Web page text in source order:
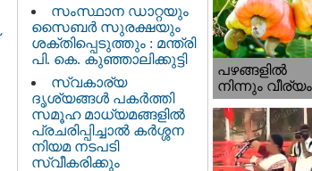
സംസ്ഥാന ഡാറ്റയും
സൈബർ സുരക്ഷയും
ശക്തിപ്പെടുത്തും : മന്ത്രി
പി. കെ. കുഞ്ഞാലിക്കുട്ടി
സ്വകാര്യ
ദൃശ്യങ്ങള്‍ പകര്‍ത്തി
സമൂഹ മാധ്യമങ്ങളില്‍
പ്രചരിപ്പിച്ചാൽ കർശ്ശന
നിയമ നടപടി
സ്വീകരിക്കും
പഴങ്ങളില്‍
നിന്നും